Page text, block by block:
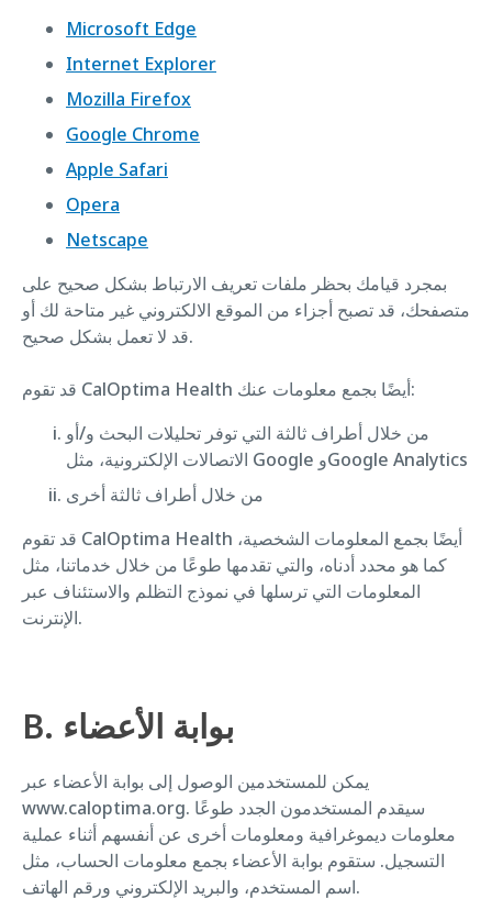
Microsoft Edge
Internet Explorer
Mozilla Firefox
Google Chrome
Apple Safari
Opera
Netscape
بمجرد قيامك بحظر ملفات تعريف الارتباط بشكل صحيح على
متصفحك، قد تصبح أجزاء من الموقع الالكتروني غير متاحة لك أو
قد لا تعمل بشكل صحيح.
قد تقوم CalOptima Health أيضًا بجمع معلومات عنك:
من خلال أطراف ثالثة التي توفر تحليلات البحث و/أو
الاتصالات الإلكترونية، مثل Google وGoogle Analytics
من خلال أطراف ثالثة أخرى
قد تقوم CalOptima Health أيضًا بجمع المعلومات الشخصية،
كما هو محدد أدناه، والتي تقدمها طوعًا من خلال خدماتنا، مثل
المعلومات التي ترسلها في نموذج التظلم والاستئناف عبر
الإنترنت.
B. بوابة الأعضاء
يمكن للمستخدمين الوصول إلى بوابة الأعضاء عبر
www.caloptima.org. سيقدم المستخدمون الجدد طوعًا
معلومات ديموغرافية ومعلومات أخرى عن أنفسهم أثناء عملية
التسجيل. ستقوم بوابة الأعضاء بجمع معلومات الحساب، مثل
اسم المستخدم، والبريد الإلكتروني ورقم الهاتف.